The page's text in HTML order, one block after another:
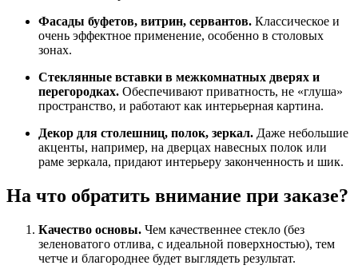
Фасады буфетов, витрин, сервантов. Классическое и
очень эффектное применение, особенно в столовых
зонах.
Стеклянные вставки в межкомнатных дверях и
перегородках. Обеспечивают приватность, не «глуша»
пространство, и работают как интерьерная картина.
Декор для столешниц, полок, зеркал. Даже небольшие
акценты, например, на дверцах навесных полок или
раме зеркала, придают интерьеру законченность и шик.
На что обратить внимание при заказе?
Качество основы. Чем качественнее стекло (без
зеленоватого отлива, с идеальной поверхностью), тем
четче и благороднее будет выглядеть результат.